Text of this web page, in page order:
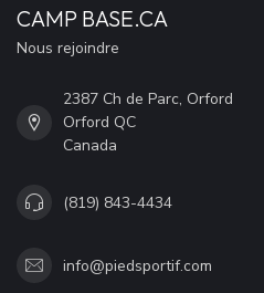
CAMP BASE.CA
Nous rejoindre
2387 Ch de Parc, Orford
Orford QC
Canada
(819) 843-4434
info@piedsportif.com